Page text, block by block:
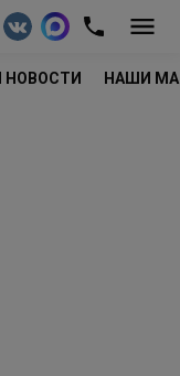
НОВОСТИ НАШИ